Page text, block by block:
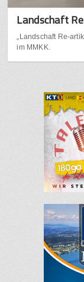
Landschaft
„Landschaft Re-
im MMKK.